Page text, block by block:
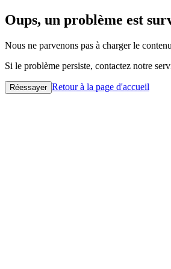
Oups, un problème est
Nous ne parvenons pas à charger le
Si le problème persiste, contactez notre
Réessayer Retour à la page d'accueil